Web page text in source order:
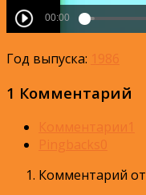
Год выпуска: 1986
1 Комментарий
Комментарии1
Pingbacks0
Комментарий от